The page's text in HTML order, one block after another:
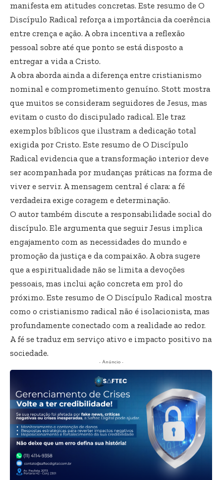
manifesta em atitudes concretas. Este resumo de O
Discípulo Radical reforça a importância da coerência
entre crença e ação. A obra incentiva a reflexão
pessoal sobre até que ponto se está disposto a
entregar a vida a Cristo.
A obra aborda ainda a diferença entre cristianismo
nominal e comprometimento genuíno. Stott mostra
que muitos se consideram seguidores de Jesus, mas
evitam o custo do discipulado radical. Ele traz
exemplos bíblicos que ilustram a dedicação total
exigida por Cristo. Este resumo de O Discípulo
Radical evidencia que a transformação interior deve
ser acompanhada por mudanças práticas na forma de
viver e servir. A mensagem central é clara: a fé
verdadeira exige coragem e determinação.
O autor também discute a responsabilidade social do
discípulo. Ele argumenta que seguir Jesus implica
engajamento com as necessidades do mundo e
promoção da justiça e da compaixão. A obra sugere
que a espiritualidade não se limita a devoções
pessoais, mas inclui ação concreta em prol do
próximo. Este resumo de O Discípulo Radical mostra
como o cristianismo radical não é isolacionista, mas
profundamente conectado com a realidade ao redor.
A fé se traduz em serviço ativo e impacto positivo na
sociedade.
- Anúncio -